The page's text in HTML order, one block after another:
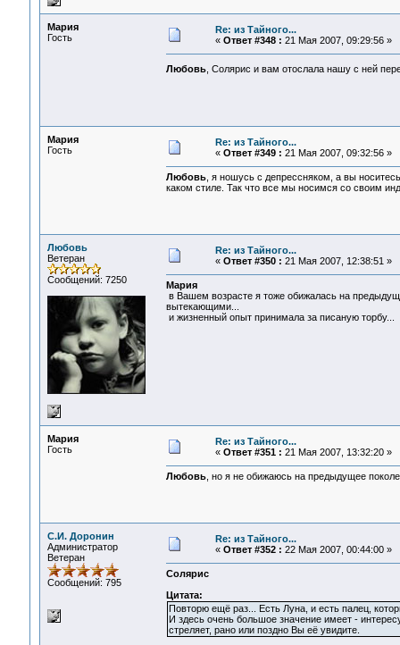
Мария
Гость
Re: из Тайного...
« Ответ #348 : 21 Мая 2007, 09:29:56 »
Любовь, Солярис и вам отослала нашу с ней
Мария
Гость
Re: из Тайного...
« Ответ #349 : 21 Мая 2007, 09:32:56 »
Любовь, я ношусь с депрессняком, а вы
каком стиле. Так что все мы носимся со своим
Любовь
Ветеран
Сообщений: 7250
Re: из Тайного...
« Ответ #350 : 21 Мая 2007, 12:38:51 »
Мария
в Вашем возрасте я тоже обижалась на
вытекающими...
и жизненный опыт принимала за писаную торбу...
Мария
Гость
Re: из Тайного...
« Ответ #351 : 21 Мая 2007, 13:32:20 »
Любовь, но я не обижаюсь на предыдущее
С.И. Доронин
Администратор
Ветеран
Сообщений: 795
Re: из Тайного...
« Ответ #352 : 22 Мая 2007, 00:44:00 »
Солярис
Цитата:
Повторю ещё раз... Есть Луна, и есть палец,
И здесь очень большое значение имеет -
стреляет, рано или поздно Вы её увидите.